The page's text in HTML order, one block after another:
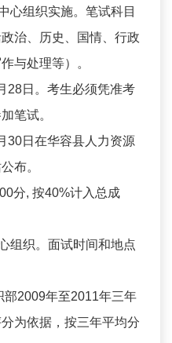
心组织实施。笔试科目
治、历史、国情、行政
与处理等）。
28日。考生必须凭准考
笔试。
30日在华容县人力资源
布。
分, 按40%计入总成
组织。面试时间和地点
2009年至2011年三年
为依据，按三年平均分